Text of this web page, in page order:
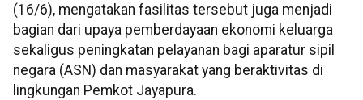
(16/6), mengatakan fasilitas tersebut juga menjadi
bagian dari upaya pemberdayaan ekonomi keluarga
sekaligus peningkatan pelayanan bagi aparatur sipil
negara (ASN) dan masyarakat yang beraktivitas di
lingkungan Pemkot Jayapura.